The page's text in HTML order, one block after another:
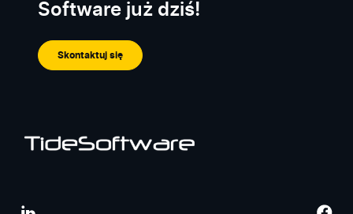
Software już dziś!
Skontaktuj się